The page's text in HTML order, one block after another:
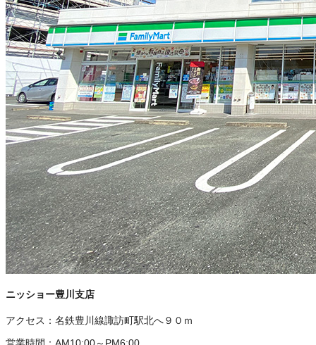
ニッショー豊川支店
アクセス： 名鉄豊川線諏訪町駅北へ９０ｍ